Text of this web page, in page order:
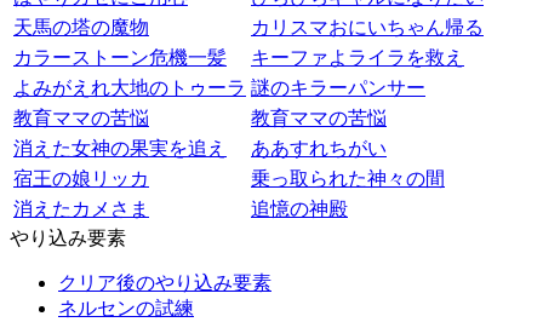
天馬の塔の魔物
カリスマおにいちゃん帰る
カラーストーン危機一髪
キーファよライラを救え
よみがえれ大地のトゥーラ 謎のキラーパンサー
教育ママの苦悩
教育ママの苦悩
消えた女神の果実を追え
ああすれちがい
宿王の娘リッカ
乗っ取られた神々の間
消えたカメさま
追憶の神殿
やり込み要素
クリア後のやり込み要素
ネルセンの試練